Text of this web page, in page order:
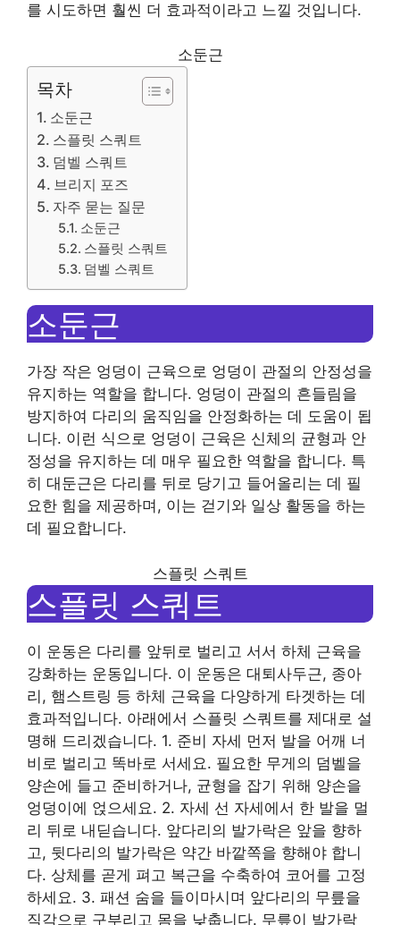
를 시도하면 훨씬 더 효과적이라고 느낄 것입니다.
소둔근
목차
소둔근
스플릿 스쿼트
덤벨 스쿼트
브리지 포즈
자주 묻는 질문
소둔근
스플릿 스쿼트
덤벨 스쿼트
소둔근
가장 작은 엉덩이 근육으로 엉덩이 관절의 안정성을
유지하는 역할을 합니다. 엉덩이 관절의 흔들림을
방지하여 다리의 움직임을 안정화하는 데 도움이 됩
니다. 이런 식으로 엉덩이 근육은 신체의 균형과 안
정성을 유지하는 데 매우 필요한 역할을 합니다. 특
히 대둔근은 다리를 뒤로 당기고 들어올리는 데 필
요한 힘을 제공하며, 이는 걷기와 일상 활동을 하는
데 필요합니다.
스플릿 스쿼트
스플릿 스쿼트
이 운동은 다리를 앞뒤로 벌리고 서서 하체 근육을
강화하는 운동입니다. 이 운동은 대퇴사두근, 종아
리, 햄스트링 등 하체 근육을 다양하게 타겟하는 데
효과적입니다. 아래에서 스플릿 스쿼트를 제대로 설
명해 드리겠습니다. 1. 준비 자세 먼저 발을 어깨 너
비로 벌리고 똑바로 서세요. 필요한 무게의 덤벨을
양손에 들고 준비하거나, 균형을 잡기 위해 양손을
엉덩이에 얹으세요. 2. 자세 선 자세에서 한 발을 멀
리 뒤로 내딛습니다. 앞다리의 발가락은 앞을 향하
고, 뒷다리의 발가락은 약간 바깥쪽을 향해야 합니
다. 상체를 곧게 펴고 복근을 수축하여 코어를 고정
하세요. 3. 패션 숨을 들이마시며 앞다리의 무릎을
직각으로 구부리고 몸을 낮춥니다. 무릎이 발가락